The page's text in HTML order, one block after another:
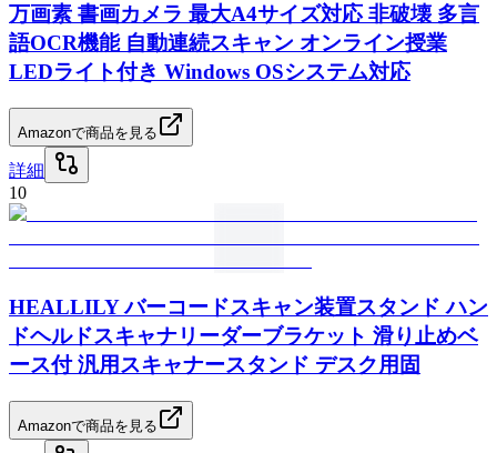
万画素 書画カメラ 最大A4サイズ対応 非破壊 多言
語OCR機能 自動連続スキャン オンライン授業
LEDライト付き Windows OSシステム対応
Amazonで商品を見る
詳細
10
HEALLILY バーコードスキャン装置スタンド ハン
ドヘルドスキャナリーダーブラケット 滑り止めベ
ース付 汎用スキャナースタンド デスク用固
Amazonで商品を見る